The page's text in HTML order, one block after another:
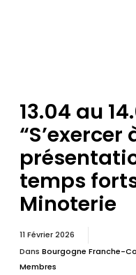
13.04 au
“S’exercer
temps
Minoterie
11 Février 2026
Dans Bourgogne Franche-
Membres